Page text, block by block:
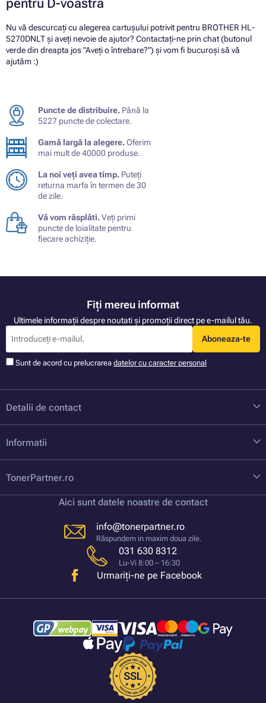
pentru D-voastră
Nu vă descurcați cu alegerea cartușului potrivit pentru BROTHER HL-
5270DNLT și aveți nevoie de ajutor? Contactați-ne prin chat (butonul
verde din dreapta jos "Aveți o întrebare?") și vom fi bucuroși să vă
ajutăm :)
Puncte de distribuire. Până la
5227 puncte de colectare.
Gamă largă la alegere.Oferim
mai mult de 40000 produse.
La noi veți avea timp. Puteți
returna marfa în termen de 30
de zile.
Vă vom răsplăti.Veți primi
puncte de loialitate pentru
fiecare achiziție.
Fiți mereu informat
Ultimele informații despre noutati și promoții direct pe e-mailul tău.
Aboneaza-te
Sunt de acord cu prelucrarea datelor cu caracter personal
Detalii de contact
Informatii
TonerPartner.ro
Aici sunt datele noastre de contact
info@tonerpartner.ro
Răspundem in maxim doua zile.
031 630 8312
Lu-Vi 8:00 – 16:30
Urmariți-ne pe Facebook